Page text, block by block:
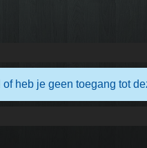
of heb je geen toegang tot